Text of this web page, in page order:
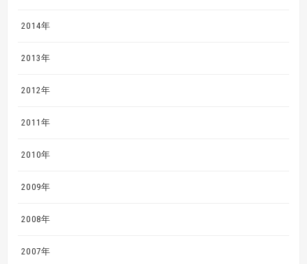
2014年
2013年
2012年
2011年
2010年
2009年
2008年
2007年